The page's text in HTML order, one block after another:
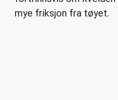
mye friksjon fra tøyet.